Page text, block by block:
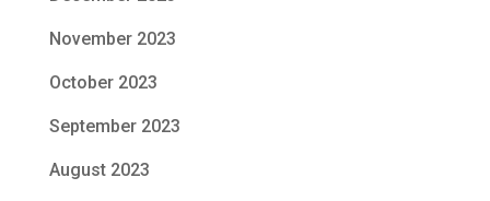
November 2023
October 2023
September 2023
August 2023